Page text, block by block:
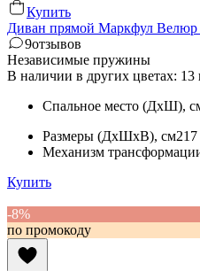
Купить
Диван прямой Маркфул Велюр
9отзывов
Независимые пружины
В наличии в других цветах: 13
Спальное место (ДхШ),
Размеры (ДхШхВ), см
Механизм
Купить
-8%
по промокоду